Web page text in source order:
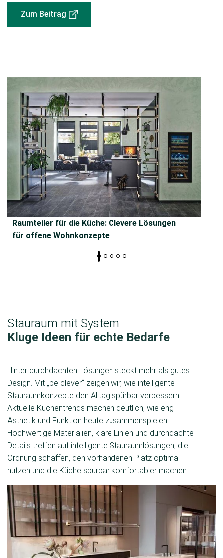
Zum Beitrag
Raumteiler für die Küche: Clevere Lösungen
für offene Wohnkonzepte
Stauraum mit System
Kluge Ideen für echte Bedarfe
Hinter durchdachten Lösungen steckt mehr als gutes
Design. Mit „be clever“ zeigen wir, wie intelligente
Stauraumkonzepte den Alltag spürbar verbessern.
Aktuelle Küchentrends machen deutlich, wie eng
Ästhetik und Funktion heute zusammenspielen.
Hochwertige Materialien, klare Linien und durchdachte
Details treffen auf intelligente Stauraumlösungen, die
Ordnung schaffen, den vorhandenen Platz optimal
nutzen und die Küche spürbar komfortabler machen.